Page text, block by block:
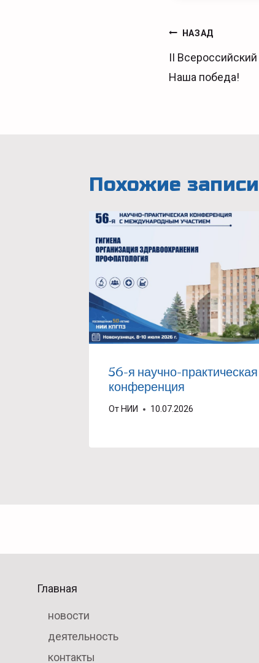
по
записям
НАЗАД
II
Наша победа!
Похожие записи
56-я научно-практическая
конференция
ОтНИИ 10.07.2026
Главная
новости
деятельность
контакты